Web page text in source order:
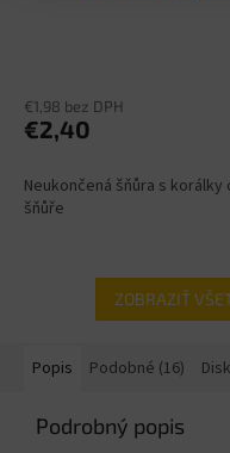
€1,98 bez DPH
€2,40
Neukončená šňůra s korálky
šňůře
ZOBRAZIŤ
Popis Podobné (16)
Podrobný popis